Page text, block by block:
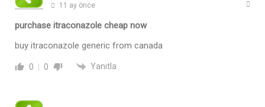
11 ay önce
purchase itraconazole cheap now
buy itraconazole generic from canada
0 0 Yanıtla